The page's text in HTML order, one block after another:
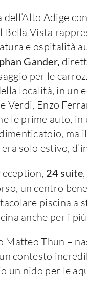
Adige
Bella Vista
e ospitalità
Gander,
per le
località, in un
Verdi, Enzo
le prime auto, in
ma
solo estivo,
24 suite
un centro
piscina a
anche per i
Matteo Thun –
contesto
nido per le